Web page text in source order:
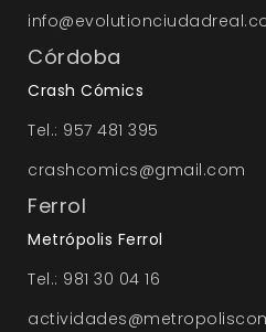
Córdoba
Crash Cómics
Tel.: 957 481 395
crashcomics@gmail.com
Ferrol
Metrópolis Ferrol
Tel.: 981 30 04 16